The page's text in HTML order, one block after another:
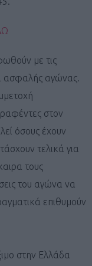
με τις
ασφαλής αγώνας.
στον
όσους έχουν
τελικά για
τους
του αγώνα να
επιθυμούν
στην Ελλάδα